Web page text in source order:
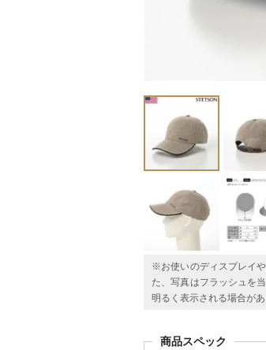
※お使いのディスプレイ
た、写真はフラッシュを
明るく表示される場合があ
商品スペック